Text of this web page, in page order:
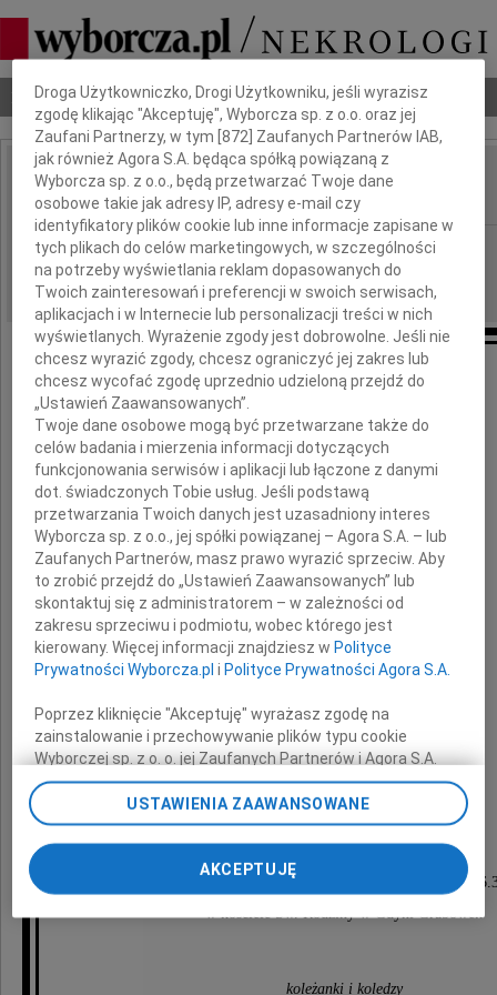
Nekrologi Odeszli Poradnik pogrzebowy
IMIĘ I NAZWISKO: Halina Maciejewska
REGION: Gdańsk
DATA EMISJI: 10.12.2012
Nie umiera ten, kto trwa w pamięci żywych
22 listopada 2012 roku zmarła
nasza Koleżanka
Halina Maciejewska
długoletni nauczyciel
Zespołu Szkół Usługowych i Odzieżowych
odbędzie się 11 grudnia 2012 roku o godzinie
w kościele Św. Rodziny w Gdyni Grabówek
koleżanki i koledzy
Dbamy o Twoją prywatność
Droga Użytkowniczko, Drogi Użytkowniku, jeśli wyrazisz
zgodę klikając "Akceptuję", Wyborcza sp. z o.o. oraz jej
Zaufani Partnerzy, w tym [872 ] Zaufanych Partnerów IAB,
jak również Agora S.A. będąca spółką powiązaną z
Wyborcza sp. z o.o., będą przetwarzać Twoje dane
osobowe takie jak adresy IP, adresy e-mail czy
identyfikatory plików cookie lub inne informacje zapisane w
tych plikach do celów marketingowych, w szczególności
na potrzeby wyświetlania reklam dopasowanych do
Twoich zainteresowań i preferencji w swoich serwisach,
aplikacjach i w Internecie lub personalizacji treści w nich
wyświetlanych. Wyrażenie zgody jest dobrowolne. Jeśli nie
chcesz wyrazić zgody, chcesz ograniczyć jej zakres lub
chcesz wycofać zgodę uprzednio udzieloną przejdź do
„Ustawień Zaawansowanych”.
Twoje dane osobowe mogą być przetwarzane także do
celów badania i mierzenia informacji dotyczących
funkcjonowania serwisów i aplikacji lub łączone z danymi
dot. świadczonych Tobie usług. Jeśli podstawą
przetwarzania Twoich danych jest uzasadniony interes
Wyborcza sp. z o.o., jej spółki powiązanej – Agora S.A. – lub
Zaufanych Partnerów, masz prawo wyrazić sprzeciw. Aby
to zrobić przejdź do „Ustawień Zaawansowanych” lub
skontaktuj się z administratorem – w zależności od
zakresu sprzeciwu i podmiotu, wobec którego jest
kierowany. Więcej informacji znajdziesz w Polityce
Prywatności Wyborcza.pl i Polityce Prywatności Agora S.A.
Poprzez kliknięcie "Akceptuję" wyrażasz zgodę na
zainstalowanie i przechowywanie plików typu cookie
Wyborczej sp. z o. o. jej Zaufanych Partnerów i Agora S.A.
na Twoim urządzeniu końcowym. Możesz też w każdej
chwili zmienić swoje preferencje dot. plików cookie,
ponownie wywołując narzędzie do zarządzania Twoimi
preferencjami dot. przetwarzania danych poprzez
odnośnik „Ustawienia prywatności” w stopce serwisu i
przechodząc do sekcji „Ustawienia zaawansowane”.
Zmiana ustawień plików cookie możliwa jest także za
My, nasi Zaufani Partnerzy i Agora S.A. możemy
USTAWIENIA ZAAWANSOWANE
AKCEPTUJĘ